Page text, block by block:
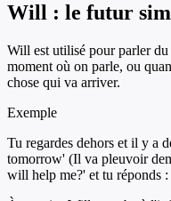
Will : le futur
Will est utilisé pour parler
moment où on parle, ou
chose qui va arriver.
Exemple
Tu regardes dehors et il y a
tomorrow' (Il va pleuvoir
will help me?' et tu réponds